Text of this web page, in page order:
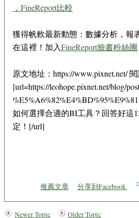
，FineReport比較
獲得帆軟最新動態：數據分析，報
在這裡！加入FineReport臉書粉絲團
原文地址：https://www.pixnet.net/
[url=https://leohope.pixnet.net/blog/
如何選擇合適的BI工具？回答好這
定！[/url]
推薦文章 分享到Facebook
Newer Topic
Older Topic